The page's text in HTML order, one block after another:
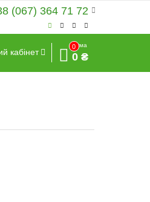
(067) 364 71 72
кабінет
0
Сума
0 ₴